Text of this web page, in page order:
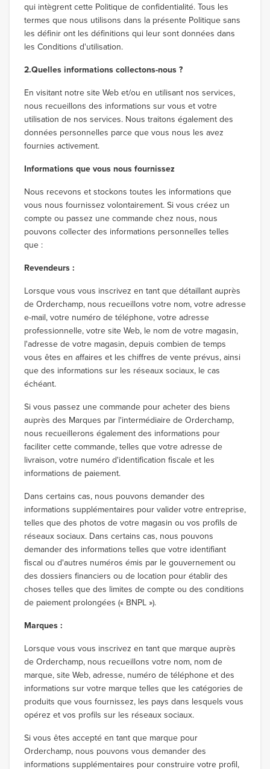
qui intègrent cette Politique de confidentialité. Tous les
termes que nous utilisons dans la présente Politique sans
les définir ont les définitions qui leur sont données dans
les Conditions d'utilisation.
2.Quelles informations collectons-nous ?
En visitant notre site Web et/ou en utilisant nos services,
nous recueillons des informations sur vous et votre
utilisation de nos services. Nous traitons également des
données personnelles parce que vous nous les avez
fournies activement.
Informations que vous nous fournissez
Nous recevons et stockons toutes les informations que
vous nous fournissez volontairement. Si vous créez un
compte ou passez une commande chez nous, nous
pouvons collecter des informations personnelles telles
que :
Revendeurs :
Lorsque vous vous inscrivez en tant que détaillant auprès
de Orderchamp, nous recueillons votre nom, votre adresse
e-mail, votre numéro de téléphone, votre adresse
professionnelle, votre site Web, le nom de votre magasin,
l'adresse de votre magasin, depuis combien de temps
vous êtes en affaires et les chiffres de vente prévus, ainsi
que des informations sur les réseaux sociaux, le cas
échéant.
Si vous passez une commande pour acheter des biens
auprès des Marques par l'intermédiaire de Orderchamp,
nous recueillerons également des informations pour
faciliter cette commande, telles que votre adresse de
livraison, votre numéro d'identification fiscale et les
informations de paiement.
Dans certains cas, nous pouvons demander des
informations supplémentaires pour valider votre entreprise,
telles que des photos de votre magasin ou vos profils de
réseaux sociaux. Dans certains cas, nous pouvons
demander des informations telles que votre identifiant
fiscal ou d'autres numéros émis par le gouvernement ou
des dossiers financiers ou de location pour établir des
choses telles que des limites de compte ou des conditions
de paiement prolongées (« BNPL »).
Marques :
Lorsque vous vous inscrivez en tant que marque auprès
de Orderchamp, nous recueillons votre nom, nom de
marque, site Web, adresse, numéro de téléphone et des
informations sur votre marque telles que les catégories de
produits que vous fournissez, les pays dans lesquels vous
opérez et vos profils sur les réseaux sociaux.
Si vous êtes accepté en tant que marque pour
Orderchamp, nous pouvons vous demander des
informations supplémentaires pour construire votre profil,